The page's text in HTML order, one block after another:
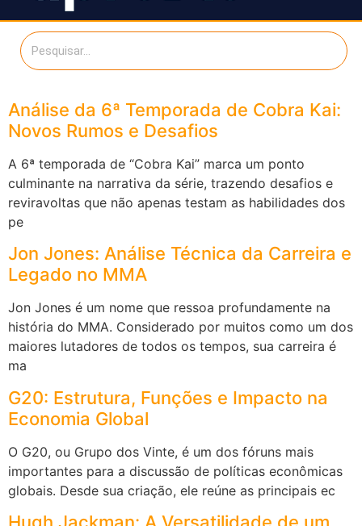
Análise da 6ª Temporada de Cobra Kai:
Novos Rumos e Desafios
A 6ª temporada de “Cobra Kai” marca um ponto
culminante na narrativa da série, trazendo desafios e
reviravoltas que não apenas testam as habilidades dos
pe
Jon Jones: Análise Técnica da Carreira e
Legado no MMA
Jon Jones é um nome que ressoa profundamente na
história do MMA. Considerado por muitos como um dos
maiores lutadores de todos os tempos, sua carreira é
ma
G20: Estrutura, Funções e Impacto na
Economia Global
O G20, ou Grupo dos Vinte, é um dos fóruns mais
importantes para a discussão de políticas econômicas
globais. Desde sua criação, ele reúne as principais ec